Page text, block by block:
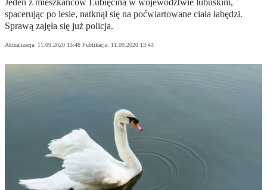
Jeden z mieszkańców Lubięcina w województwie lubuskim,
spacerując po lesie, natknął się na poćwiartowane ciała łabędzi.
Sprawą zajęła się już policja.
Aktualizacja: 11.09.2020 13:48 Publikacja: 11.09.2020 13:43